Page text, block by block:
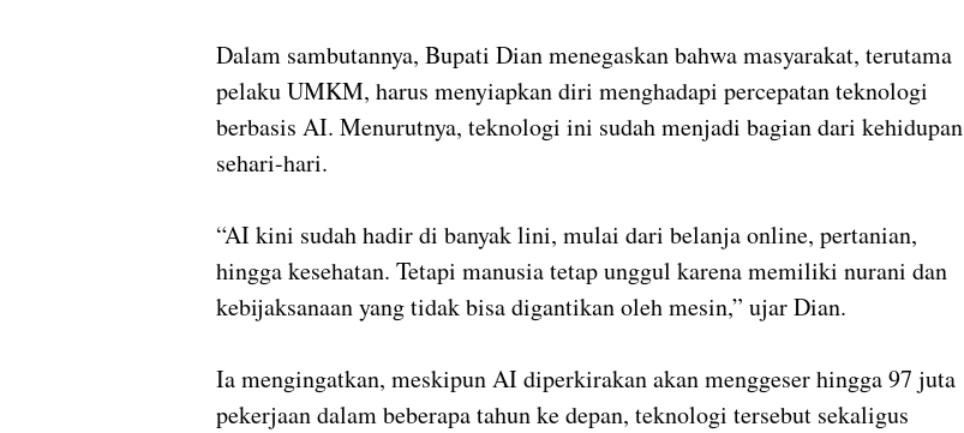
Dalam sambutannya, Bupati Dian menegaskan bahwa masyarakat, terutama
pelaku UMKM, harus menyiapkan diri menghadapi percepatan teknologi
berbasis AI. Menurutnya, teknologi ini sudah menjadi bagian dari kehidupan
sehari-hari.
“AI kini sudah hadir di banyak lini, mulai dari belanja online, pertanian,
hingga kesehatan. Tetapi manusia tetap unggul karena memiliki nurani dan
kebijaksanaan yang tidak bisa digantikan oleh mesin,” ujar Dian.
Ia mengingatkan, meskipun AI diperkirakan akan menggeser hingga 97 juta
pekerjaan dalam beberapa tahun ke depan, teknologi tersebut sekaligus